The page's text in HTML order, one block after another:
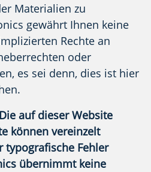
Materialien zu
gewährt Ihnen keine
Rechte an
oder
es sei denn, dies ist hier
Die auf dieser Website
können vereinzelt
typografische Fehler
übernimmt keine